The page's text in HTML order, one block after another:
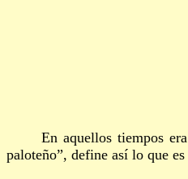
En aquellos tiempos era
paloteño”, define así lo que es